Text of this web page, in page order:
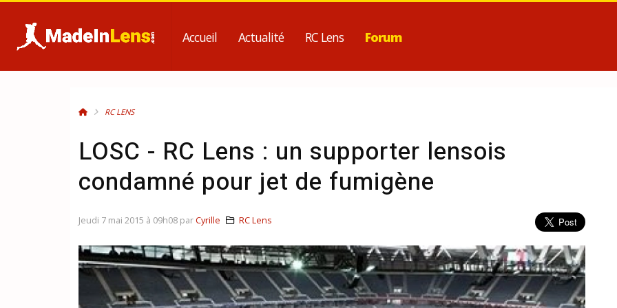
Accueil Actualité RC Lens Forum
RC LENS
LOSC - RC Lens : un supporter lensois
condamné pour jet de fumigène
Jeudi 7 mai 2015 à 09h08 parCyrille RC Lens